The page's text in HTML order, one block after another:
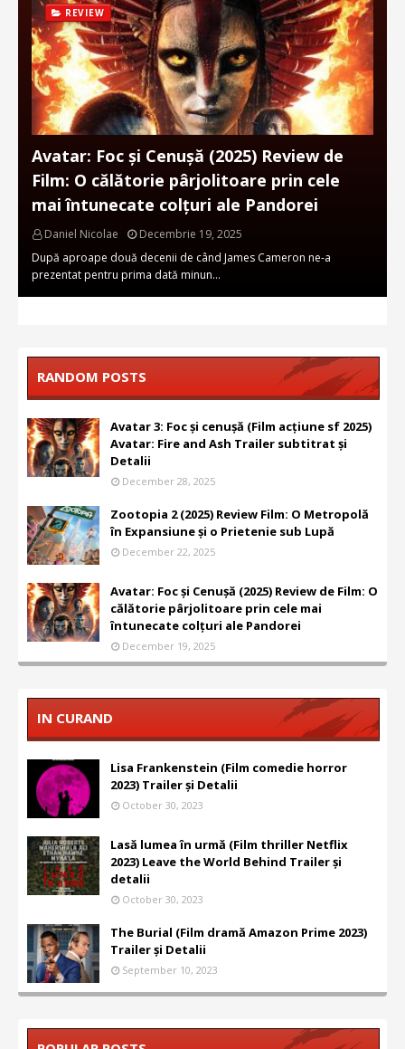
REVIEW
Avatar: Foc și Cenușă (2025) Review de
Film: O călătorie pârjolitoare prin cele
mai întunecate colțuri ale Pandorei
Daniel Nicolae
Decembrie 19, 2025
După aproape două decenii de când James Cameron ne-a
prezentat pentru prima dată minun…
RANDOM POSTS
Avatar 3: Foc și cenușă (Film acțiune sf 2025)
Avatar: Fire and Ash Trailer subtitrat și
Detalii
December 28, 2025
Zootopia 2 (2025) Review Film: O Metropolă
în Expansiune și o Prietenie sub Lupă
December 22, 2025
Avatar: Foc și Cenușă (2025) Review de Film: O
călătorie pârjolitoare prin cele mai
întunecate colțuri ale Pandorei
December 19, 2025
IN CURAND
Lisa Frankenstein (Film comedie horror
2023) Trailer și Detalii
October 30, 2023
Lasă lumea în urmă (Film thriller Netflix
2023) Leave the World Behind Trailer și
detalii
October 30, 2023
The Burial (Film dramă Amazon Prime 2023)
Trailer și Detalii
September 10, 2023